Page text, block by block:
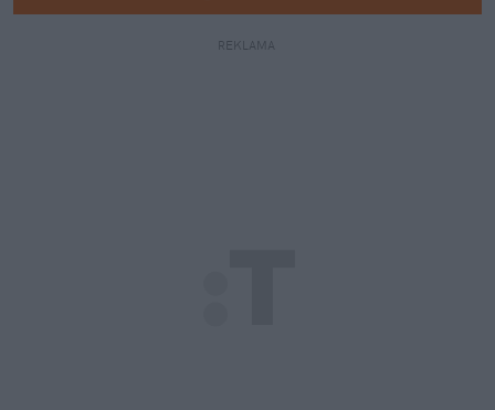
REKLAMA